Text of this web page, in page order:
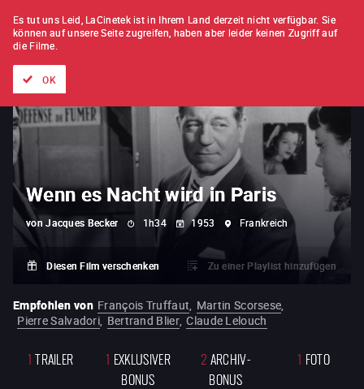
FILM FÜR FILM ABONNEMENT
Wenn es Nacht wird in Paris
von Jacques Becker 1h34 1953 Frankreich
Diesen Film verschenken Zu einer Playlist hinzufügen
Empfohlen von François Truffaut, Martin Scorsese,
Pierre Salvadori, Bertrand Blier, Claude Lelouch
1 TRAILER 1 EXKLUSIVER
BONUS
2 ARCHIV-
BONUS
1 FOTO
Es tut uns Leid, LaCinetek ist in Ihrem Land derzeit nicht verfügbar. Sie
können auf unsere Seite zugreifen, haben aber leider keinen Zugriff auf
die Filme.
OK